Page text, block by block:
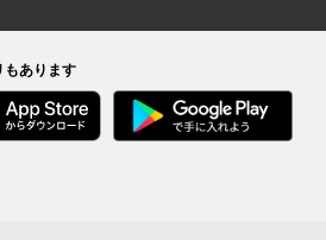
もあります